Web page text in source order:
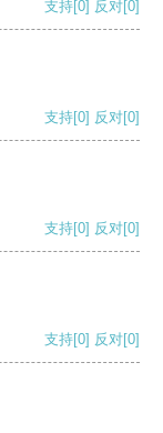
支持[0] 反对[0]
支持[0] 反对[0]
支持[0] 反对[0]
支持[0] 反对[0]